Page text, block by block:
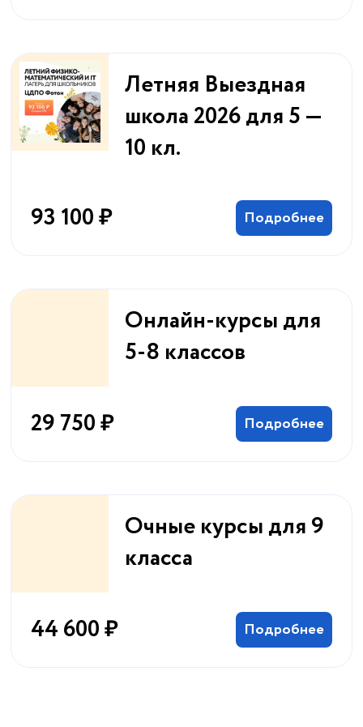
Летняя Выездная
школа 2026 для 5 —
10 кл.
93 100 ₽ Подробнее
Онлайн-курсы для
5-8 классов
29 750 ₽ Подробнее
Очные курсы для 9
класса
44 600 ₽ Подробнее